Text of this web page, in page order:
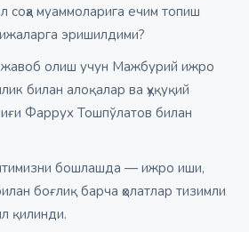
соҳа муаммоларига ечим топиш
эришилдими?
жавоб олиш учун Мажбурий ижро
билан алоқалар ва ҳуқуқий
Фаррух Тошпўлатов билан
бошлашда — ижро иши,
боғлиқ барча ҳолатлар тизимли
қилинди.